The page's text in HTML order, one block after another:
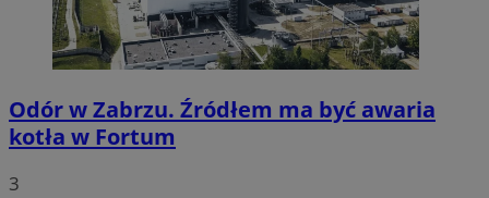
Odór w Zabrzu. Źródłem ma być awaria
kotła w Fortum
3